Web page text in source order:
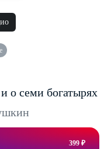
о семи богатырях
399 ₽